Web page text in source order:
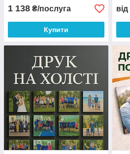
1 138 ₴/послуга
Купити
від